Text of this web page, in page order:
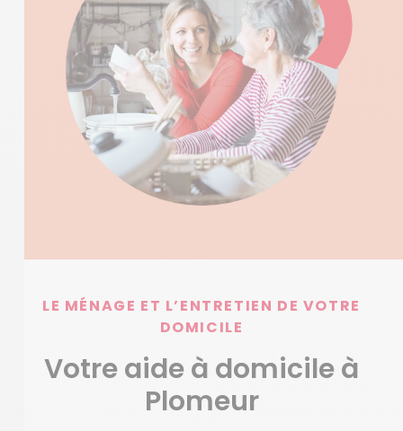
LE MÉNAGE ET L’ENTRETIEN DE VOTRE
DOMICILE
Votre aide à domicile à
Plomeur